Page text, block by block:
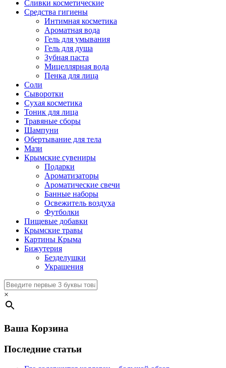
Сливки косметические
Средства гигиены
Интимная косметика
Ароматная вода
Гель для умывания
Гель для душа
Зубная паста
Мицеллярная вода
Пенка для лица
Соли
Сыворотки
Сухая косметика
Тоник для лица
Травяные сборы
Шампуни
Обертывание для тела
Мази
Крымские сувениры
Подарки
Ароматизаторы
Ароматические свечи
Банные наборы
Освежитель воздуха
Футболки
Пищевые добавки
Крымские травы
Картины Крыма
Бижутерия
Безделушки
Украшения
×
Ваша Корзина
Последние статьи